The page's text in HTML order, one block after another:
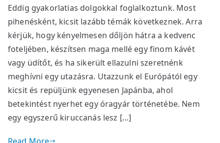
Eddig gyakorlatias dolgokkal foglalkoztunk. Most
pihenésként, kicsit lazább témák következnek. Arra
kérjük, hogy kényelmesen dőljön hátra a kedvenc
foteljében, készítsen maga mellé egy finom kávét
vagy üdítőt, és ha sikerült ellazulni szeretnénk
meghívni egy utazásra. Utazzunk el Európától egy
kicsit és repüljünk egyenesen Japánba, ahol
betekintést nyerhet egy óragyár történetébe. Nem
egy egyszerű kiruccanás lesz […]